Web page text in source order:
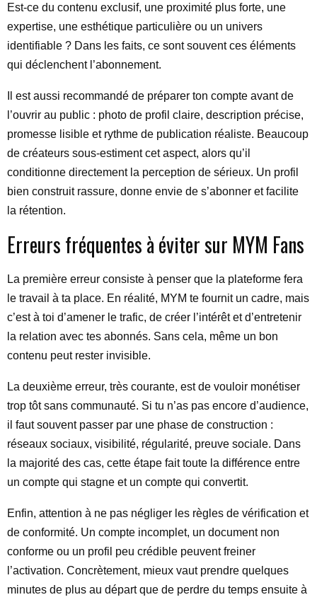
Est-ce du contenu exclusif, une proximité plus forte, une
expertise, une esthétique particulière ou un univers
identifiable ? Dans les faits, ce sont souvent ces éléments
qui déclenchent l’abonnement.
Il est aussi recommandé de préparer ton compte avant de
l’ouvrir au public : photo de profil claire, description précise,
promesse lisible et rythme de publication réaliste. Beaucoup
de créateurs sous-estiment cet aspect, alors qu’il
conditionne directement la perception de sérieux. Un profil
bien construit rassure, donne envie de s’abonner et facilite
la rétention.
Erreurs fréquentes à éviter sur MYM Fans
La première erreur consiste à penser que la plateforme fera
le travail à ta place. En réalité, MYM te fournit un cadre, mais
c’est à toi d’amener le trafic, de créer l’intérêt et d’entretenir
la relation avec tes abonnés. Sans cela, même un bon
contenu peut rester invisible.
La deuxième erreur, très courante, est de vouloir monétiser
trop tôt sans communauté. Si tu n’as pas encore d’audience,
il faut souvent passer par une phase de construction :
réseaux sociaux, visibilité, régularité, preuve sociale. Dans
la majorité des cas, cette étape fait toute la différence entre
un compte qui stagne et un compte qui convertit.
Enfin, attention à ne pas négliger les règles de vérification et
de conformité. Un compte incomplet, un document non
conforme ou un profil peu crédible peuvent freiner
l’activation. Concrètement, mieux vaut prendre quelques
minutes de plus au départ que de perdre du temps ensuite à